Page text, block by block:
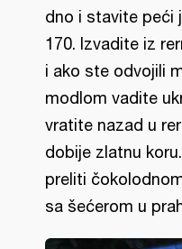
dno i stavite peći
170. Izvadite iz
i ako ste odvojili
modlom vadite
vratite nazad u
dobije zlatnu
preliti
sa šećerom u